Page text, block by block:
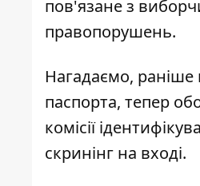
пов'язане з
правопорушень.
Нагадаємо, раніше
паспорта, тепер
комісії
скринінг на вході.